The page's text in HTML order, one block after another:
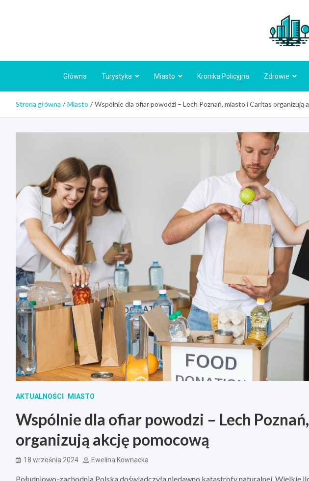
Główna Turystyka Miasto Kronika Policyjna Zdrowie
Strona główna Miasto Wspólnie dla ofiar powodzi – Lech Poznań, miasto i Caritas organizują
AKTUALNOŚCI MIASTO
Wspólnie dla ofiar powodzi – Lech
organizują akcję pomocową
18 września 2024 Ewelina Kownacka
Południowo-zachodnia Polska doświadczyła niedawno katastrofy naturalnej. Wielkie